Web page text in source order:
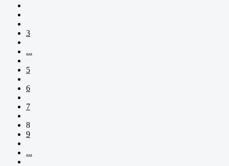
3
...
5
6
7
8
9
...